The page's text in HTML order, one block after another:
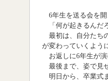
6年生を送る会を開
「何が起きるんだ
最初は、自分たち
が変わっていくよう
お返しに6年生が演
最後まで、姿で見
明日から、卒業式